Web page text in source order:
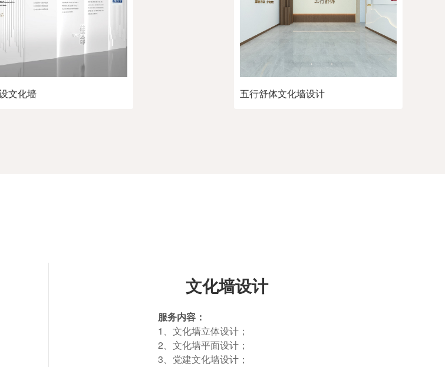
文化墙 五行舒体文化墙设计
文化墙设计
服务内容：
1、文化墙立体设计；
2、文化墙平面设计；
3、党建文化墙设计；